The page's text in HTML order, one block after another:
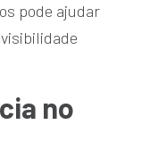
pode ajudar
no